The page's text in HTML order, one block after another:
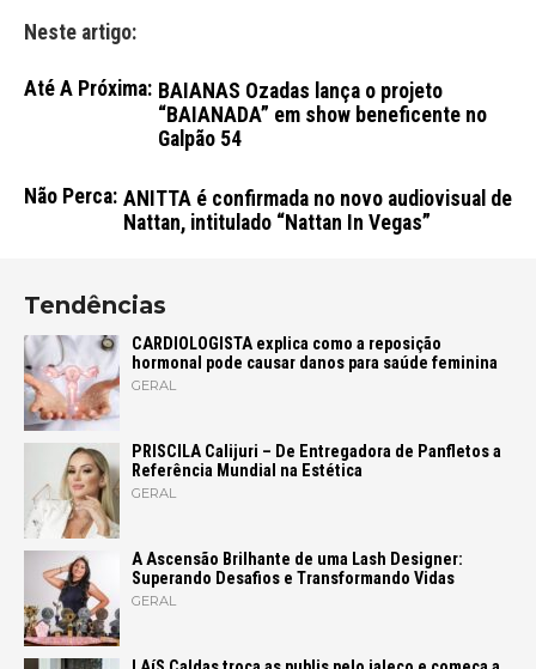
Neste artigo:
Até A Próxima: BAIANAS Ozadas lança o projeto
“BAIANADA” em show beneficente no
Galpão 54
Não Perca: ANITTA é confirmada no novo audiovisual de
Nattan, intitulado “Nattan In Vegas”
Tendências
CARDIOLOGISTA explica como a reposição
hormonal pode causar danos para saúde feminina
GERAL
PRISCILA Calijuri – De Entregadora de Panfletos a
Referência Mundial na Estética
GERAL
A Ascensão Brilhante de uma Lash Designer:
Superando Desafios e Transformando Vidas
GERAL